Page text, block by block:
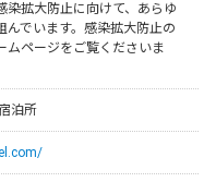
染拡大防止に向けて、あらゆ
んでいます。感染拡大防止の
ムページをご覧くださいま
泊所